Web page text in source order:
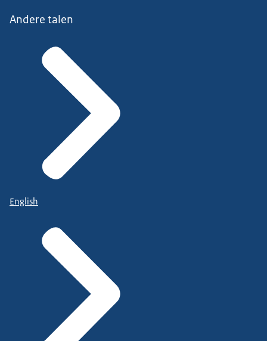
Andere talen
English